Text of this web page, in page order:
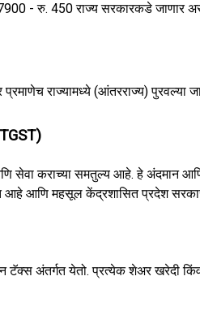
7900 - रु. 450 राज्य सरकारकडे
राज्यामध्ये (आंतरराज्य) पुरवल्या
कराच्या समतुल्य आहे. हे अंदमान आणि
आहे आणि महसूल केंद्रशासित प्रदेश
टॅक्स अंतर्गत येतो. प्रत्येक शेअर खरेदी